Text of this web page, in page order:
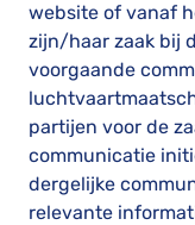
website of vanaf
zijn/haar zaak bij
voorgaande
partijen voor de
communicatie
dergelijke
relevante